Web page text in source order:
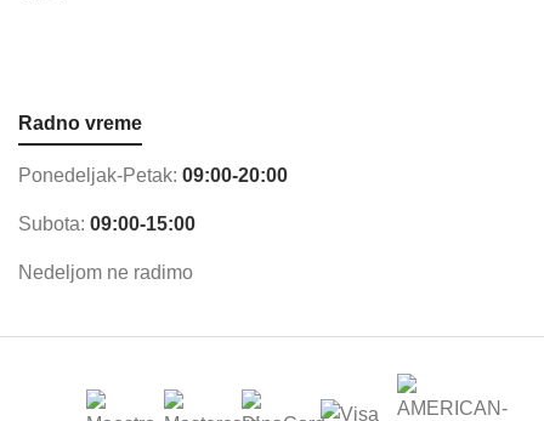
Radno vreme
Ponedeljak-Petak: 09:00-20:00
Subota: 09:00-15:00
Nedeljom ne radimo